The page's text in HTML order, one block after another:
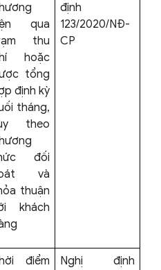
qua
thu
hoặc
tổng
định kỳ
tháng,
theo
đối
và
thuận
khách
định
123/2020/NĐ-
CP
điểm
Nghị định